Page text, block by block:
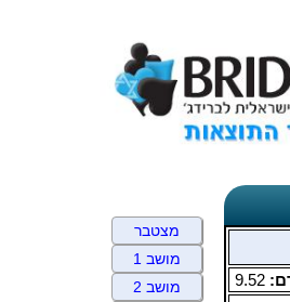
9.52
מצטבר
מושב 1
מושב 2